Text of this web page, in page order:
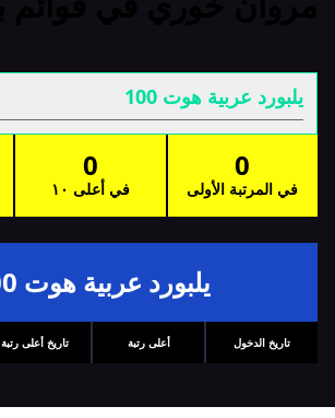
يلبورد عربية هوت 100
0
في المرتبة الأولى
0
في أعلى ١٠
يلبورد عربية هوت 100
تاريخ الدخول أعلى رتبة تاريخ أعلى رتبة